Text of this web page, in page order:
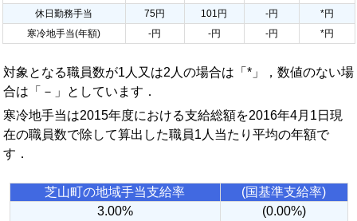
休日勤務手当
75円 101円 -円
*円
寒冷地手当(年額)
-円 -円 -円 *円
対象となる職員数が1人又は2人の場合は「*」，数値のない場
合は「－」としています．
寒冷地手当は2015年度における支給総額を2016年4月1日現
在の職員数で除して算出した職員1人当たり平均の年額で
す．
芝山町の地域手当支給率
(国基準支給率)
3.00%
(0.00%)